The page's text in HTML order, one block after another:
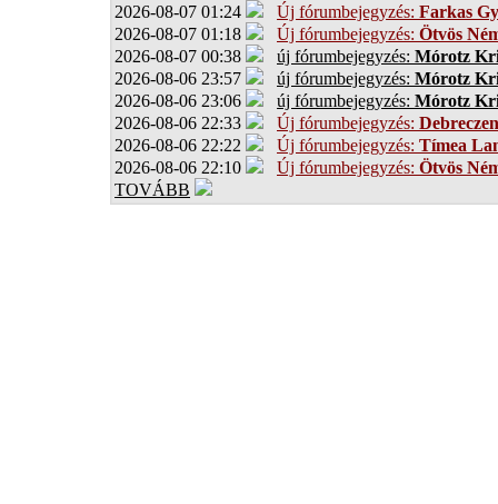
2026-08-07 01:24
Új fórumbejegyzés: Farkas
2026-08-07 01:18
Új fórumbejegyzés: Ötvös
2026-08-07 00:38
új fórumbejegyzés: Mórotz
2026-08-06 23:57
új fórumbejegyzés: Mórotz
2026-08-06 23:06
új fórumbejegyzés: Mórotz
2026-08-06 22:33
Új fórumbejegyzés:
2026-08-06 22:22
Új fórumbejegyzés: Tímea
2026-08-06 22:10
Új fórumbejegyzés: Ötvös
TOVÁBB